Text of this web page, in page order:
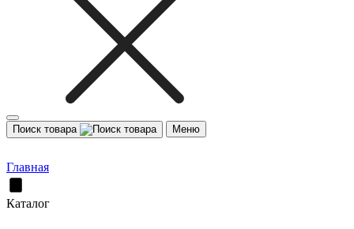
Поиск товара Меню
Главная
Каталог